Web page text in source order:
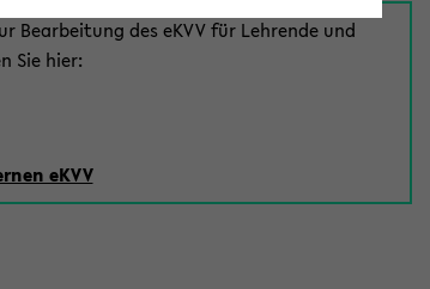
Bearbeitung des eKVV für Lehrende und
Sie hier:
eKVV